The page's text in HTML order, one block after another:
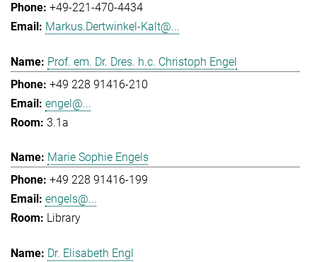
+49-221-470-4434
Markus.Dertwinkel-Kalt@...
Prof. em. Dr. Dres. h.c. Christoph Engel
+49 228 91416-210
engel@...
3.1a
Marie Sophie Engels
+49 228 91416-199
engels@...
Library
Dr. Elisabeth Engl